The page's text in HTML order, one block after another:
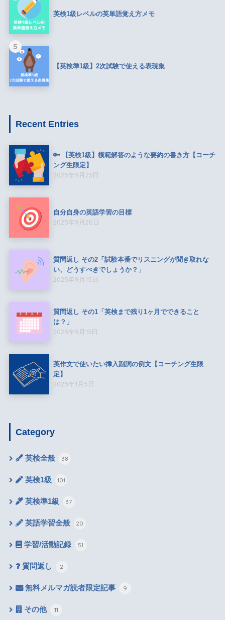
英検1級レベルの英単語覚え方メモ
5
【英検準1級】2次試験で使える表現集
Recent Entries
🔑 【英検1級】模範解答のような要約の書き方【コーチ
ング生限定】
2025年9月23日
自分自身の英語学習の目標
2025年9月20日
質問返し その2「試験本番でリスニングが聞き取れな
い、どうすべきでしょうか？」
2025年9月15日
質問返し その1「英検まで残り1ヶ月でできること
は？」
2025年9月13日
英作文で使いたい挿入副詞の例文【コーチング生限
定】
2025年1月5日
Category
英検全般 38
英検1級 101
英検準1級 37
英語学習全般 20
学習/活動記録 51
質問返し 2
無料メルマガ読者限定記事 9
その他 11